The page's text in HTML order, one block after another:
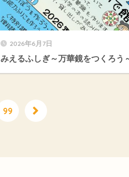
2026年6月7日
みえるふしぎ～万華鏡をつくろう
99